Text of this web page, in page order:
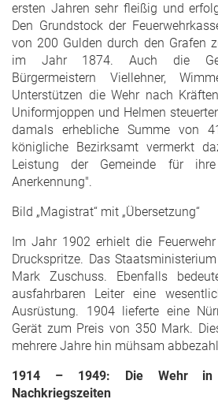
ersten Jahren sehr fleißig und
Den Grundstock der
von 200 Gulden durch den Grafen
im Jahr 1874. Auch die
Bürgermeistern Viellehner,
Unterstützen die Wehr nach
Uniformjoppen und Helmen
damals erhebliche Summe von
königliche Bezirksamt vermerkt
Leistung der Gemeinde für ihre
Anerkennung".
Bild „Magistrat“ mit „Übersetzung“
Im Jahr 1902 erhielt die
Druckspritze. Das
Mark Zuschuss. Ebenfalls
ausfahrbaren Leiter eine
Ausrüstung. 1904 lieferte eine
Gerät zum Preis von 350 Mark.
mehrere Jahre hin mühsam
1914 – 1949: Die Wehr in
Nachkriegszeiten